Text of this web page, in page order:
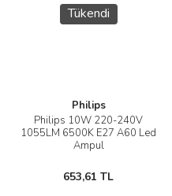
Tükendi
Philips
Philips 10W 220-240V
1055LM 6500K E27 A60 Led
Ampul
653,61 TL